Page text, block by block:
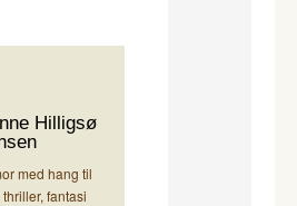
Hilligsø
med hang til
fantasi